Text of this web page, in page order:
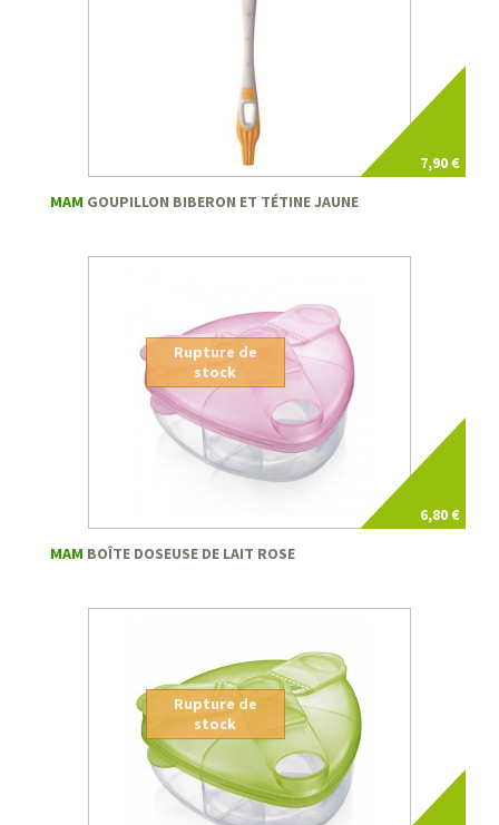
7,90 €
MAM GOUPILLON BIBERON ET TÉTINE JAUNE
6,80 €
Rupture de
stock
MAM BOÎTE DOSEUSE DE LAIT ROSE
Rupture de
stock